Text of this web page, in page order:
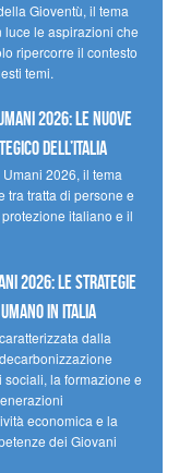
Gioventù, il tema
luce le aspirazioni che
ripercorre il contesto
temi.
2026: LE NUOVE
DELL’ITALIA
2026, il tema
tra tratta di persone e
italiano e il
2026: LE STRATEGIE
IN ITALIA
dalla
la formazione e
economica e la
dei Giovani